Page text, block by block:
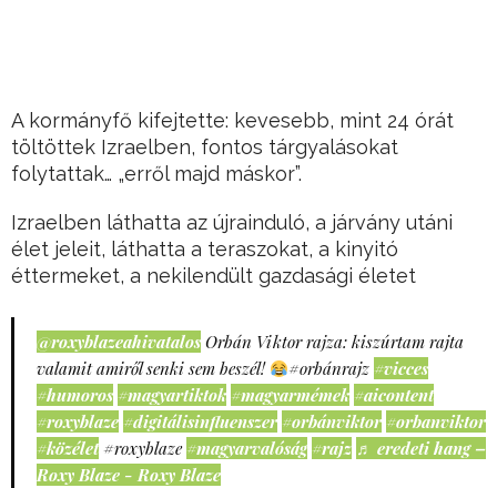
A kormányfő kifejtette: kevesebb, mint 24 órát
töltöttek Izraelben, fontos tárgyalásokat
folytattak… „erről majd máskor”.
Izraelben láthatta az újrainduló, a járvány utáni
élet jeleit, láthatta a teraszokat, a kinyitó
éttermeket, a nekilendült gazdasági életet
@roxyblazeahivatalos Orbán Viktor rajza: kiszúrtam rajta
valamit amiről senki sem beszél!
#orbánrajz #vicces
#humoros #magyartiktok #magyarmémek #aicontent
#roxyblaze #digitálisinfluenszer #orbánviktor #orbanviktor
#közélet #roxyblaze #magyarvalóság #rajz ♬ eredeti hang –
Roxy Blaze - Roxy Blaze